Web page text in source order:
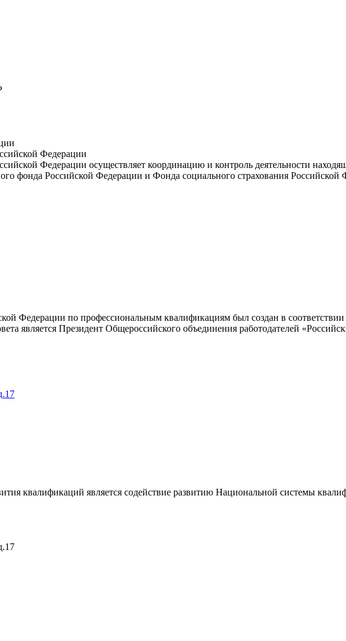
Федерации
Федерации осуществляет координацию и контроль деятельности
фонда Российской Федерации и Фонда социального страхования Российской
Федерации по профессиональным квалификациям был создан в
является Президент Общероссийского объединения работодателей
квалификаций является содействие развитию Национальной системы